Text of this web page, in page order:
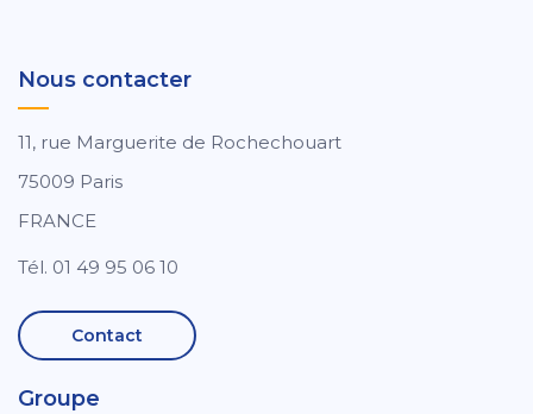
Nous contacter
11, rue Marguerite de Rochechouart
75009 Paris
FRANCE
Tél. 01 49 95 06 10
Contact
Groupe